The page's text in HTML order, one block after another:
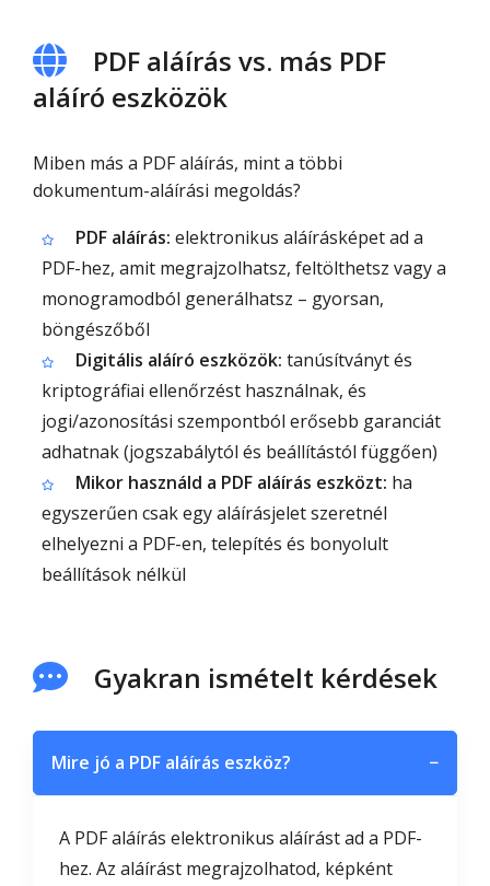
PDF aláírás vs. más PDF
aláíró eszközök
Miben más a PDF aláírás, mint a többi
dokumentum-aláírási megoldás?
PDF aláírás: elektronikus aláírásképet ad a
PDF-hez, amit megrajzolhatsz, feltölthetsz vagy a
monogramodból generálhatsz – gyorsan,
böngészőből
Digitális aláíró eszközök: tanúsítványt és
kriptográfiai ellenőrzést használnak, és
jogi/azonosítási szempontból erősebb garanciát
adhatnak (jogszabálytól és beállítástól függően)
Mikor használd a PDF aláírás eszközt: ha
egyszerűen csak egy aláírásjelet szeretnél
elhelyezni a PDF-en, telepítés és bonyolult
beállítások nélkül
Gyakran ismételt kérdések
Mire jó a PDF aláírás eszköz? −
A PDF aláírás elektronikus aláírást ad a PDF-
hez. Az aláírást megrajzolhatod, képként